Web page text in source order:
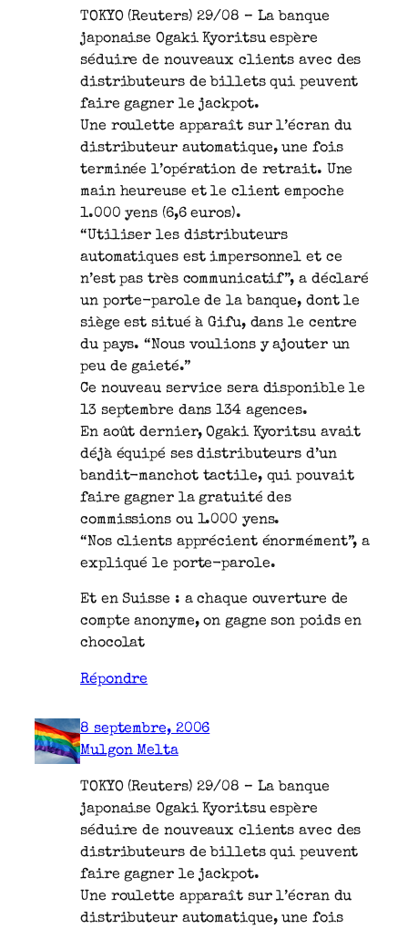
TOKYO (Reuters) 29/08 – La banque
japonaise Ogaki Kyoritsu espère
séduire de nouveaux clients avec des
distributeurs de billets qui peuvent
faire gagner le jackpot.
Une roulette apparaît sur l’écran du
distributeur automatique, une fois
terminée l’opération de retrait. Une
main heureuse et le client empoche
1.000 yens (6,6 euros).
“Utiliser les distributeurs
automatiques est impersonnel et ce
n’est pas très communicatif”, a déclaré
un porte-parole de la banque, dont le
siège est situé à Gifu, dans le centre
du pays. “Nous voulions y ajouter un
peu de gaieté.”
Ce nouveau service sera disponible le
13 septembre dans 134 agences.
En août dernier, Ogaki Kyoritsu avait
déjà équipé ses distributeurs d’un
bandit-manchot tactile, qui pouvait
faire gagner la gratuité des
commissions ou 1.000 yens.
“Nos clients apprécient énormément”, a
expliqué le porte-parole.
Et en Suisse : a chaque ouverture de
compte anonyme, on gagne son poids en
chocolat
Répondre
8 septembre, 2006
Mulgon Melta
TOKYO (Reuters) 29/08 – La banque
japonaise Ogaki Kyoritsu espère
séduire de nouveaux clients avec des
distributeurs de billets qui peuvent
faire gagner le jackpot.
Une roulette apparaît sur l’écran du
distributeur automatique, une fois